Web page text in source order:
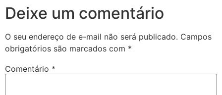
Deixe um comentário
O seu endereço de e-mail não será publicado. Campos
obrigatórios são marcados com *
Comentário *